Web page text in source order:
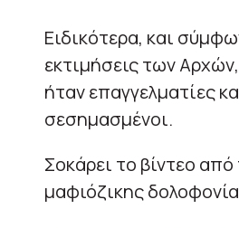
Ειδικότερα, και
εκτιμήσεις των
ήταν επαγγελματίες
σεσημασμένοι.
Σοκάρει το βίντεο
μαφιόζικης